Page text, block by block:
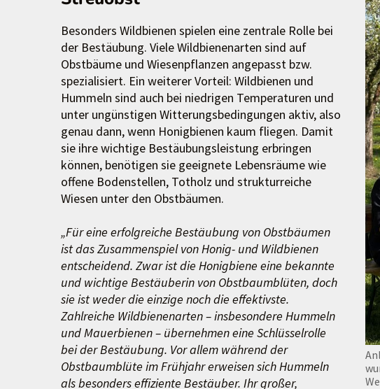
Besonders Wildbienen spielen eine zentrale Rolle bei
der Bestäubung. Viele Wildbienenarten sind auf
Obstbäume und Wiesenpflanzen angepasst bzw.
spezialisiert. Ein weiterer Vorteil: Wildbienen und
Hummeln sind auch bei niedrigen Temperaturen und
unter ungünstigen Witterungsbedingungen aktiv, also
genau dann, wenn Honigbienen kaum fliegen. Damit
sie ihre wichtige Bestäubungsleistung erbringen
können, benötigen sie geeignete Lebensräume wie
offene Bodenstellen, Totholz und strukturreiche
Wiesen unter den Obstbäumen.
„Für eine erfolgreiche Bestäubung von Obstbäumen
ist das Zusammenspiel von Honig- und Wildbienen
entscheidend. Zwar ist die Honigbiene eine bekannte
und wichtige Bestäuberin von Obstbaumblüten, doch
sie ist weder die einzige noch die effektivste.
Zahlreiche Wildbienenarten – insbesondere Hummeln
und Mauerbienen – übernehmen eine Schlüsselrolle
bei der Bestäubung. Vor allem während der
Obstbaumblüte im Frühjahr erweisen sich Hummeln
als besonders effiziente Bestäuber. Ihr großer,